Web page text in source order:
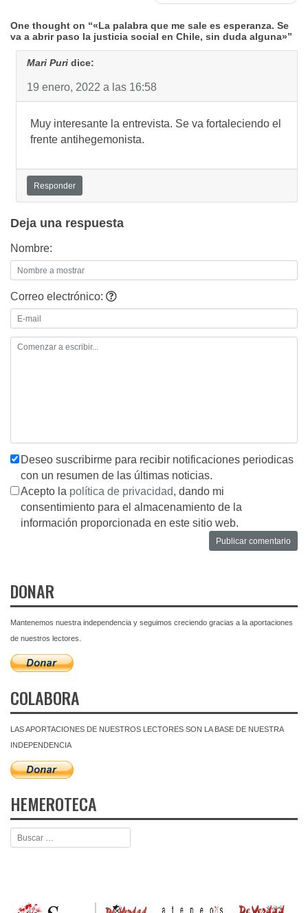
One thought on “«La palabra que me sale es esperanza. Se
va a abrir paso la justicia social en Chile, sin duda alguna»”
Mari Puri dice:
19 enero, 2022 a las 16:58
Muy interesante la entrevista. Se va fortaleciendo el
frente antihegemonista.
Responder
Deja una respuesta
Nombre:
Correo electrónico:
Deseo suscribirme para recibir notificaciones periodicas
con un resumen de las últimas noticias.
Acepto la política de privacidad, dando mi
consentimiento para el almacenamiento de la
información proporcionada en este sitio web.
DONAR
Mantenemos nuestra independencia y seguimos creciendo gracias a la aportaciones
de nuestros lectores.
COLABORA
LAS APORTACIONES DE NUESTROS LECTORES SON LA BASE DE NUESTRA
INDEPENDENCIA
HEMEROTECA